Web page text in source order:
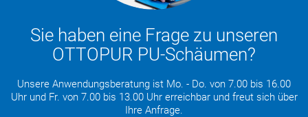
Sie haben eine Frage zu unseren
OTTOPUR PU-Schäumen?
Unsere Anwendungsberatung ist Mo. - Do. von 7.00 bis 16.00
Uhr und Fr. von 7.00 bis 13.00 Uhr erreichbar und freut sich über
Ihre Anfrage.